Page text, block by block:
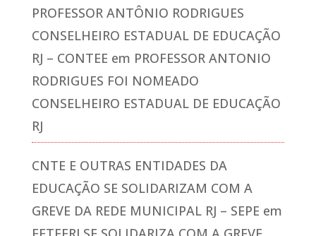
PROFESSOR ANTÔNIO RODRIGUES
CONSELHEIRO ESTADUAL DE EDUCAÇÃO
RJ – CONTEE em PROFESSOR ANTONIO
RODRIGUES FOI NOMEADO
CONSELHEIRO ESTADUAL DE EDUCAÇÃO
RJ
CNTE E OUTRAS ENTIDADES DA
EDUCAÇÃO SE SOLIDARIZAM COM A
GREVE DA REDE MUNICIPAL RJ – SEPE em